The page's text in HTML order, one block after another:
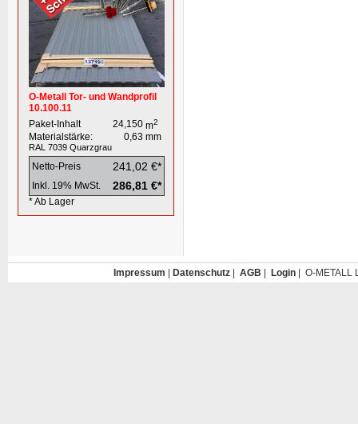
O-Metall Tor- und Wandprofil
10.100.11
Paket-Inhalt
24,150 m2
Materialstärke: 0,63 mm
RAL 7039 Quarzgrau
Netto-Preis 241,02 €*
Inkl. 19% MwSt. 286,81 €*
* Ab Lager
Impressum Datenschutz| AGB Login| O-METALL